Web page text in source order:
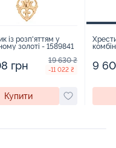
із розп'яттям у
золоті - 1589841
грн 19 630 ₴
-11 022 ₴
Купити
9